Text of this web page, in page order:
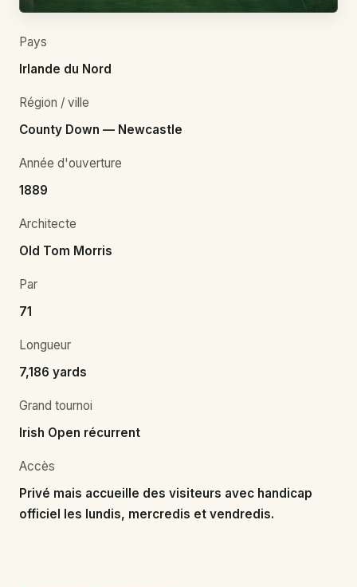
Pays
Irlande du Nord
Région / ville
County Down — Newcastle
Année d'ouverture
1889
Architecte
Old Tom Morris
Par
71
Longueur
7,186 yards
Grand tournoi
Irish Open récurrent
Accès
Privé mais accueille des visiteurs avec handicap
officiel les lundis, mercredis et vendredis.